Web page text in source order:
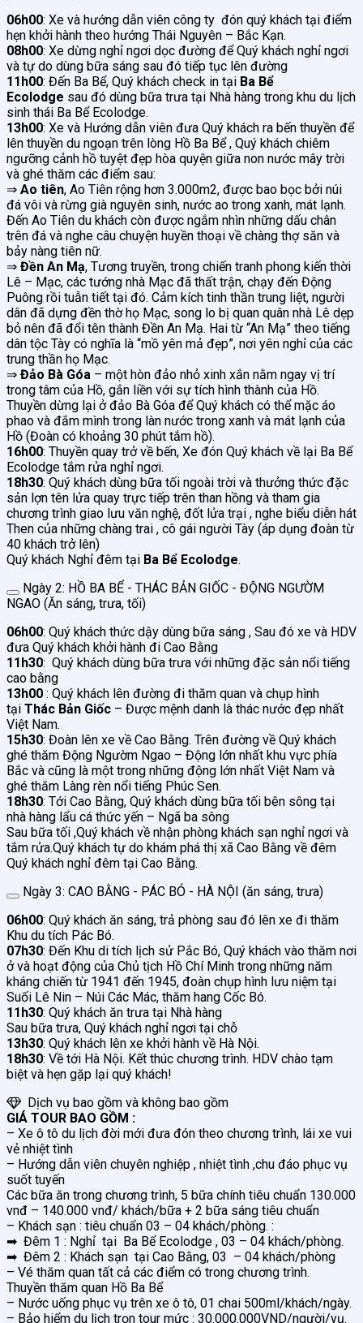
06h00: Xe và hướng dẫn viên công ty đón quý khách tại điểm
hẹn khởi hành theo hướng Thái Nguyên – Bắc Kạn.
08h00: Xe dừng nghỉ ngơi dọc đường để Quý khách nghỉ ngơi
và tự do dùng bữa sáng sau đó tiếp tục lên đường
11h00: Đến Ba Bể, Quý khách check in tại Ba Bể
Ecolodge sau đó dùng bữa trưa tại Nhà hàng trong khu du lịch
sinh thái Ba Bể Ecolodge.
13h00: Xe và Hướng dẫn viên đưa Quý khách ra bến thuyền để
lên thuyền du ngoạn trên lòng Hồ Ba Bể , Quý khách chiêm
ngưỡng cảnh hồ tuyệt đẹp hòa quyện giữa non nước mây trời
và ghé thăm các điểm sau:
⇒ Ao tiên, Ao Tiên rộng hơn 3.000m2, được bao bọc bởi núi
đá vôi và rừng già nguyên sinh, nước ao trong xanh, mát lạnh.
Đến Ao Tiên du khách còn được ngắm nhìn những dấu chân
trên đá và nghe câu chuyện huyền thoại về chàng thợ săn và
bảy nàng tiên nữ.
⇒ Đền An Mạ, Tương truyền, trong chiến tranh phong kiến thời
Lê – Mạc, các tướng nhà Mạc đã thất trận, chạy đến Động
Puông rồi tuẫn tiết tại đó. Cảm kích tinh thần trung liệt, người
dân đã dựng đền thờ họ Mạc, song lo bị quan quân nhà Lê dẹp
bỏ nên đã đổi tên thành Đền An Mạ. Hai từ “An Mạ” theo tiếng
dân tộc Tày có nghĩa là “mồ yên mả đẹp”, nơi yên nghỉ của các
trung thần họ Mạc.
⇒ Đảo Bà Góa – một hòn đảo nhỏ xinh xắn nằm ngay vị trí
trong tâm của Hồ, gắn liền với sự tích hình thành của Hồ.
Thuyền dừng lại ở đảo Bà Góa để Quý khách có thể mặc áo
phao và đắm mình trong làn nước trong xanh và mát lạnh của
Hồ (Đoàn có khoảng 30 phút tắm hồ).
16h00: Thuyền quay trở về bến, Xe đón Quý khách về lại Ba Bể
Ecolodge tắm rửa nghỉ ngơi.
18h30: Quý khách dùng bữa tối ngoài trời và thưởng thức đặc
sản lợn tên lửa quay trực tiếp trên than hồng và tham gia
chương trình giao lưu văn nghệ, đốt lửa trại , nghe biểu diễn hát
Then của những chàng trai , cô gái người Tày (áp dụng đoàn từ
40 khách trở lên)
Quý khách Nghỉ đêm tại Ba Bể Ecolodge.
Ngày 2: HỒ BA BỂ - THÁC BẢN GIỐC - ĐỘNG NGƯỜM
NGAO (Ăn sáng, trưa, tối)
06h00: Quý khách thức dậy dùng bữa sáng , Sau đó xe và HDV
đưa Quý khách khởi hành đi Cao Bằng
11h30: Quý khách dùng bữa trưa với những đặc sản nổi tiếng
cao bằng
13h00 : Quý khách lên đường đi thăm quan và chụp hình
tại Thác Bản Giốc – Được mệnh danh là thác nước đẹp nhất
Việt Nam.
15h30: Đoàn lên xe về Cao Bằng. Trên đường về Quý khách
ghé thăm Động Ngườm Ngao – Động lớn nhất khu vực phía
Bắc và cũng là một trong những động lớn nhất Việt Nam và
ghé thăm Làng rèn nổi tiếng Phúc Sen.
18h30: Tới Cao Bằng, Quý khách dùng bữa tối bên sông tại
nhà hàng lẩu cá thức yến – Ngã ba sông
Sau bữa tối ,Quý khách về nhận phòng khách sạn nghỉ ngơi và
tắm rửa.Quý khách tự do khám phá thị xã Cao Bằng về đêm
Quý khách nghỉ đêm tại Cao Bằng.
Ngày 3: CAO BẰNG - PÁC BÓ - HÀ NỘI (ăn sáng, trưa)
06h00: Quý khách ăn sáng, trả phòng sau đó lên xe đi thăm
Khu du tích Pác Bó.
07h30: Đến Khu di tích lịch sử Pắc Bó, Quý khách vào thăm nơi
ở và hoạt động của Chủ tịch Hồ Chí Minh trong những năm
kháng chiến từ 1941 đến 1945, đoàn chụp hình lưu niệm tại
Suối Lê Nin – Núi Các Mác, thăm hang Cốc Bó.
11h30: Quý khách ăn trưa tại Nhà hàng
Sau bữa trưa, Quý khách nghỉ ngơi tại chỗ
13h30: Quý khách lên xe khởi hành về Hà Nội.
18h30: Về tới Hà Nội. Kết thúc chương trình. HDV chào tạm
biệt và hẹn gặp lại quý khách!
Dịch vụ bao gồm và không bao gồm
GIÁ TOUR BAO GỒM :
– Xe ô tô du lịch đời mới đưa đón theo chương trình, lái xe vui
vẻ nhiệt tình
– Hướng dẫn viên chuyên nghiệp , nhiệt tình ,chu đáo phục vụ
suốt tuyến
Các bữa ăn trong chương trình, 5 bữa chính tiêu chuẩn 130.000
vnđ – 140.000 vnđ/ khách/bữa + 2 bữa sáng tiêu chuẩn
– Khách sạn : tiêu chuẩn 03 – 04 khách/phòng. :
➡ Đêm 1 : Nghỉ tại Ba Bể Ecolodge , 03 – 04 khách/phòng.
➡ Đêm 2 : Khách sạn tại Cao Bằng, 03 – 04 khách/phòng
– Vé thăm quan tất cả các điểm có trong chương trình.
Thuyền thăm quan Hồ Ba Bể
– Nước uống phục vụ trên xe ô tô, 01 chai 500ml/khách/ngày.
– Bảo hiểm du lịch trọn tour mức : 30.000.000VND/người/vụ.